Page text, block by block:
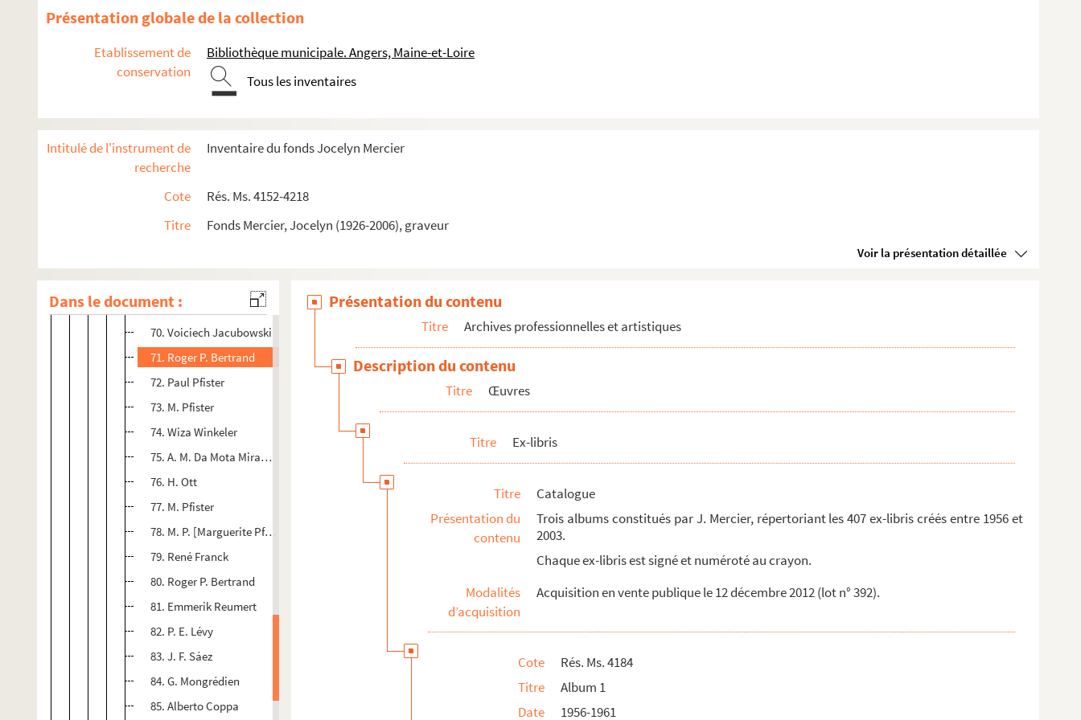
Présentation globale de la collection
Etablissement de
conservation
Bibliothèque municipale. Angers, Maine-et-Loire
Tous les inventaires
Intitulé de l'instrument de
recherche
Inventaire du fonds Jocelyn Mercier
Cote
Rés. Ms. 4152-4218
Titre
Fonds Mercier, Jocelyn (1926-2006), graveur
Voir la présentation détaillée
Dans le document :
57. F. Carbonara
59. A. M. Da Mota Miranda
60. A. Coppa
62. Albert Collart
63. Odile [Mercier]
66. P. G. [P. Gransard]
68. Otto Feil
69. A. M. Da Mota Miranda
70. Voiciech Jacubowski
71. Roger P. Bertrand
72. Paul Pfister
73. M. Pfister
74. Wiza Winkeler
75. A. M. Da Mota Miranda
76. H. Ott
77. M. Pfister
78. M. P. [Marguerite Pfister ?]
79. René Franck
80. Roger P. Bertrand
81. Emmerik Reumert
82. P. E. Lévy
83. J. F. Sáez
84. G. Mongrédien
85. Alberto Coppa
Présentation du contenu
Titre Archives professionnelles et artistiques
Description du contenu
Titre Œuvres
Titre Ex-libris
Titre
Catalogue
Présentation du
contenu
Trois albums constitués par J. Mercier, répertoriant les 407 ex-libris créés entre 1956 et
2003.
Chaque ex-libris est signé et numéroté au crayon.
Modalités
d’acquisition
Acquisition en vente publique le 12 décembre 2012 (lot n° 392).
Cote
Rés. Ms. 4184
Titre
Album 1
Date
1956-1961